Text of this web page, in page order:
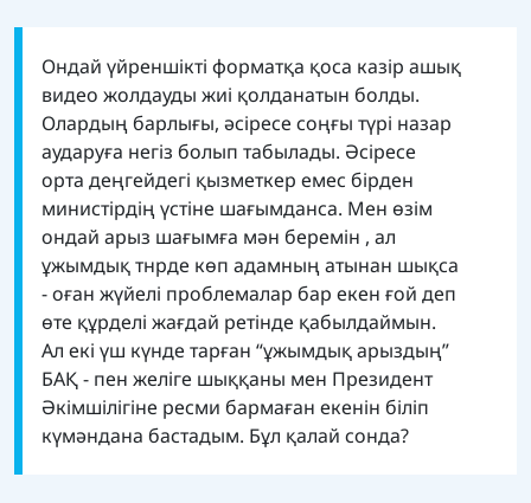
Ондай үйреншікті форматқа қоса казір ашық
видео жолдауды жиі қолданатын болды.
Олардың барлығы, әсіресе соңғы түрі назар
аударуға негіз болып табылады. Әсіресе
орта деңгейдегі қызметкер емес бірден
министірдің үстіне шағымданса. Мен өзім
ондай арыз шағымға мән беремін , ал
ұжымдық тнрде көп адамның атынан шықса
- оған жүйелі проблемалар бар екен ғой деп
өте құрделі жағдай ретінде қабылдаймын.
Ал екі үш күнде тарған “ұжымдық арыздың”
БАҚ - пен желіге шыққаны мен Президент
Әкімшілігіне ресми бармаған екенін біліп
күмәндана бастадым. Бұл қалай сонда?